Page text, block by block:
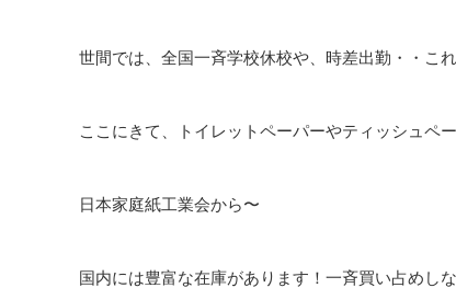
世間では、全国一斉学校休校や、時差出勤・・こ
ここにきて、トイレットペーパーやティッシュペ
日本家庭紙工業会から〜
国内には豊富な在庫があります！一斉買い占めし